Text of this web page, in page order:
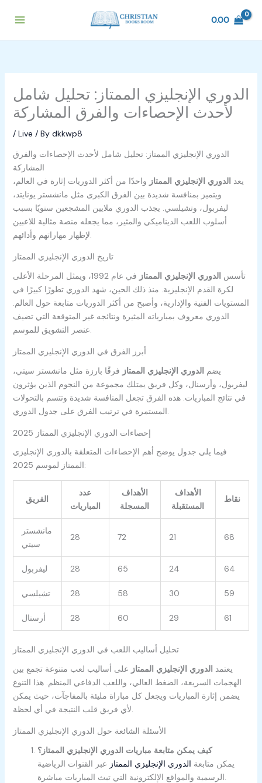
0.00
الدوري الإنجليزي الممتاز: تحليل شامل
لأحدث الإحصاءات والفرق المشاركة
/ Live / By dkkwp8
الدوري الإنجليزي الممتاز: تحليل شامل لأحدث الإحصاءات والفرق
المشاركة
يعد الدوري الإنجليزي الممتاز واحدًا من أكثر الدوريات إثارة في العالم،
ويتميز بمنافسة شديدة بين الفرق الكبرى مثل مانشستر يونايتد،
ليفربول، وتشيلسي. يجذب الدوري ملايين المشجعين سنويًا بسبب
أسلوب اللعب الديناميكي والمثير، مما يجعله منصة مثالية للاعبين
لإظهار مهاراتهم وأدائهم.
تاريخ الدوري الإنجليزي الممتاز
تأسس الدوري الإنجليزي الممتاز
في عام 1992، ويمثل المرحلة الأعلى
لكرة القدم الإنجليزية. منذ ذلك الحين، شهد الدوري تطورًا كبيرًا في
المستويات الفنية والإدارية، وأصبح من أكثر الدوريات متابعة حول العالم.
الدوري معروف بمبارياته المثيرة ونتائجه غير المتوقعة التي تضيف
عنصر التشويق للموسم.
أبرز الفرق في الدوري الإنجليزي الممتاز
يضم الدوري الإنجليزي الممتاز فرقًا بارزة مثل مانشستر سيتي،
ليفربول، وأرسنال، وكل فريق يمتلك مجموعة من النجوم الذين يؤثرون
في نتائج المباريات. هذه الفرق تجعل المنافسة شديدة وتتسم بالتحولات
إحصاءات الدوري الإنجليزي الممتاز 2025
فيما يلي جدول يوضح أهم الإحصاءات المتعلقة بالدوري الإنجليزي
الممتاز لموسم 2025:
الفريق
عدد
المباريات
الأهداف
المسجلة
الأهداف
المستقبلة
نقاط
مانشستر
سيتي
28 72 21 68
ليفربول 28 65 24 64
تشيلسي 28 58 30 59
أرسنال 28 60 29 61
تحليل أساليب اللعب في الدوري الإنجليزي الممتاز
يعتمد الدوري الإنجليزي الممتاز على أساليب لعب متنوعة تجمع بين
الهجمات السريعة، الضغط العالي، واللعب الدفاعي المنظم. هذا التنوع
يضمن إثارة المباريات ويجعل كل مباراة مليئة بالمفاجآت، حيث يمكن
لأي فريق قلب النتيجة في أي لحظة.
الأسئلة الشائعة حول الدوري الإنجليزي الممتاز
كيف يمكن متابعة مباريات الدوري الإنجليزي الممتاز؟
يمكن متابعة الدوري الإنجليزي الممتاز عبر القنوات الرياضية
الرسمية والمواقع الإلكترونية التي تبث المباريات مباشرة.